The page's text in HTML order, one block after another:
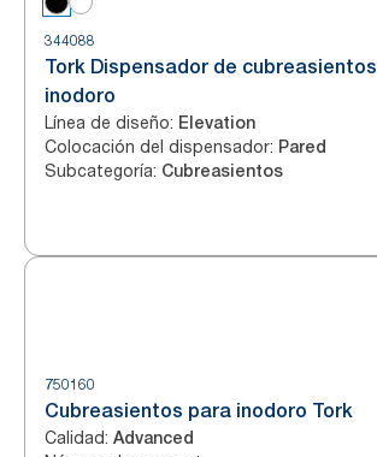
344088
Tork Dispensador de
inodoro
Línea de diseño: Elevation
Colocación del dispensador: Pared
Subcategoría: Cubreasientos
750160
Cubreasientos para inodoro Tork
Calidad: Advanced